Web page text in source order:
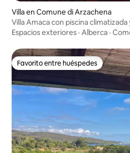
Villa en Comune di Arzachena
Villa Amaca con piscina climatizada
impresionantes
Espacios exteriores · Alberca ·
Favorito entre huéspedes
Favorito entre huéspedes